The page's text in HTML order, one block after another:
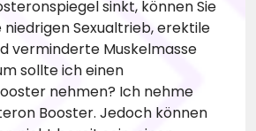
sinkt, können Sie
Sexualtrieb, erektile
verminderte Muskelmasse
sollte ich einen
nehmen? Ich nehme
Booster. Jedoch können